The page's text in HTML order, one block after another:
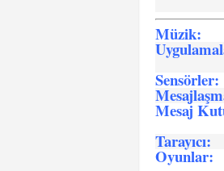
Müzik:
Sensörler:
Mesaj
Tarayıcı:
Oyunlar: